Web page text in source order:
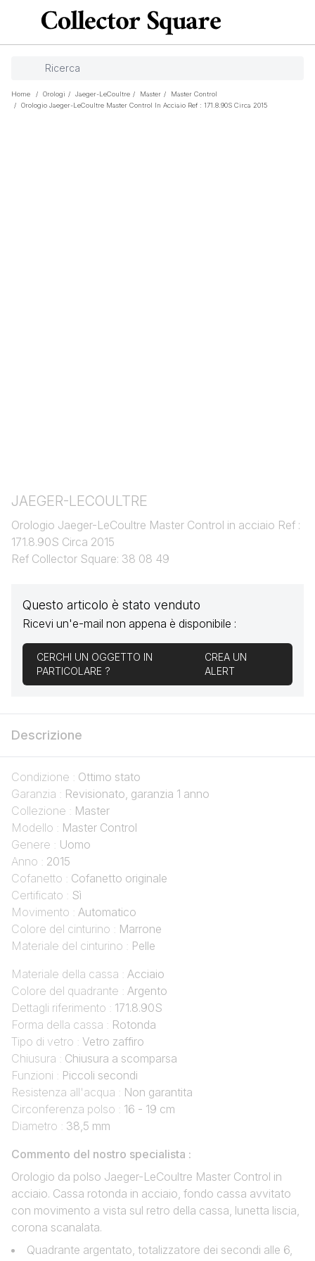
Home / Orologi / Jaeger-LeCoultre / Master /
Master Control
/
Orologio Jaeger-LeCoultre Master Control In Acciaio Ref : 171.8.90S Circa 2015
JAEGER-LECOULTRE
Orologio Jaeger-LeCoultre Master Control in acciaio Ref :
171.8.90S Circa 2015
Ref Collector Square: 38 08 49
Questo articolo è stato venduto
Ricevi un'e-mail non appena è disponibile :
CERCHI UN OGGETTO IN
PARTICOLARE ?
CREA UN
ALERT
Descrizione
Condizione : Ottimo stato
Garanzia : Revisionato, garanzia 1 anno
Collezione : Master
Modello : Master Control
Genere : Uomo
Anno : 2015
Cofanetto : Cofanetto originale
Certificato : Sì
Movimento : Automatico
Colore del cinturino : Marrone
Materiale del cinturino : Pelle
Materiale della cassa : Acciaio
Colore del quadrante : Argento
Dettagli riferimento : 171.8.90S
Forma della cassa : Rotonda
Tipo di vetro : Vetro zaffiro
Chiusura : Chiusura a scomparsa
Funzioni : Piccoli secondi
Resistenza all'acqua : Non garantita
Circonferenza polso : 16 - 19 cm
Diametro : 38,5 mm
Commento del nostro specialista :
Orologio da polso Jaeger-LeCoultre Master Control in
acciaio. Cassa rotonda in acciaio, fondo cassa avvitato
con movimento a vista sul retro della cassa, lunetta liscia,
corona scanalata.
Quadrante argentato, totalizzatore dei secondi alle 6,